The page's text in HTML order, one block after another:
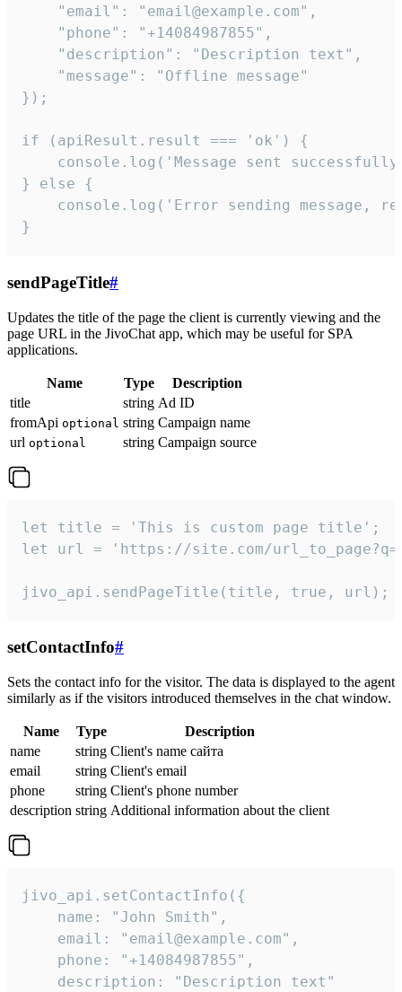
    "email": "email@example.com",
    "phone": "+14084987855",
    "description": "Description text",
    "message": "Offline message"
});
if (apiResult.result === 'ok') {
console.log('Message sent
} else {
console.log('Error sending message,
}
sendPageTitle#
Updates the title of the page the client is currently viewing and the
page URL in the JivoChat app, which may be useful for SPA
applications.
Name Type
Description
title
string Ad ID
fromApi optional string Campaign name
url optional string Campaign source
let title = 'This is custom page title';
let url = 'https://site.com/
jivo_api.sendPageTitle(title, true, url);
setContactInfo#
Sets the contact info for the visitor. The data is displayed to the agent
similarly as if the visitors introduced themselves in the chat window.
Name Type
Description
name
string Client's name сайта
email
string Client's email
phone
string Client's phone number
description string Additional information about the client
jivo_api.setContactInfo({
    name: "John Smith",
    email: "email@example.com",
    phone: "+14084987855",
    description: "Description text"